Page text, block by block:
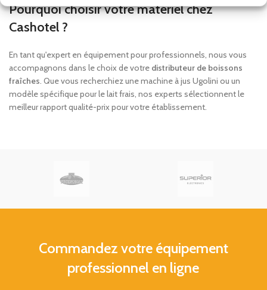
Pourquoi choisir votre matériel chez
Cashotel ?
En tant qu'expert en équipement pour professionnels, nous vous
accompagnons dans le choix de votre distributeur de boissons
fraîches. Que vous recherchiez une machine à jus Ugolini ou un
modèle spécifique pour le lait frais, nos experts sélectionnent le
meilleur rapport qualité-prix pour votre établissement.
Commandez votre équipement
professionnel en ligne